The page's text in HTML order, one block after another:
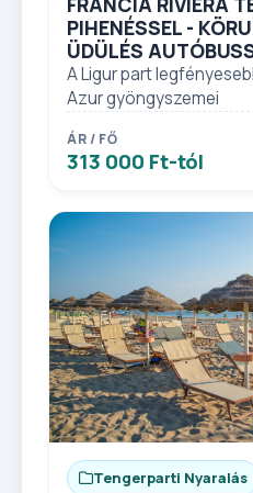
PIHENÉSSEL -
ÜDÜLÉS
A Ligur part
Azur gyöngyszemei
ÁR / FŐ
313 000 Ft-tól
Tengerparti Nyaralás